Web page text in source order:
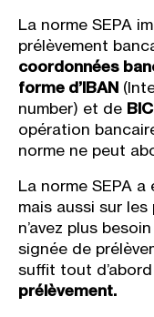
La norme SEPA
prélèvement
coordonnées
forme d’IBAN
number) et de BIC
opération
norme ne peut
La norme SEPA
mais aussi sur
n’avez plus
signée de
suffit tout
prélèvement.